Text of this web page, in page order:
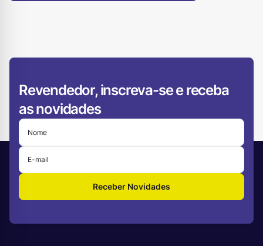
Revendedor, inscreva-se e receba
as novidades
Receber Novidades